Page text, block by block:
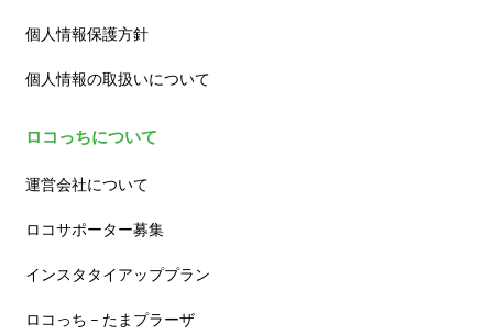
個人情報保護方針
個人情報の取扱いについて
ロコっちについて
運営会社について
ロコサポーター募集
インスタタイアッププラン
ロコっち – たまプラーザ